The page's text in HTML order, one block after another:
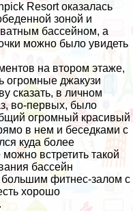
Resort оказалась
зоной и
бассейном, а
можно было увидеть
на втором этаже,
огромные джакузи
сказать, в личном
во-первых, было
огромный красивый
в нем и беседками с
куда более
встретить такой
бассейн
фитнес-залом с
хорошо